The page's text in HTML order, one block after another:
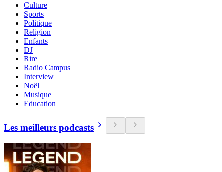
Culture
Sports
Politique
Religion
Enfants
DJ
Rire
Radio Campus
Interview
Noël
Musique
Education
Les meilleurs podcasts